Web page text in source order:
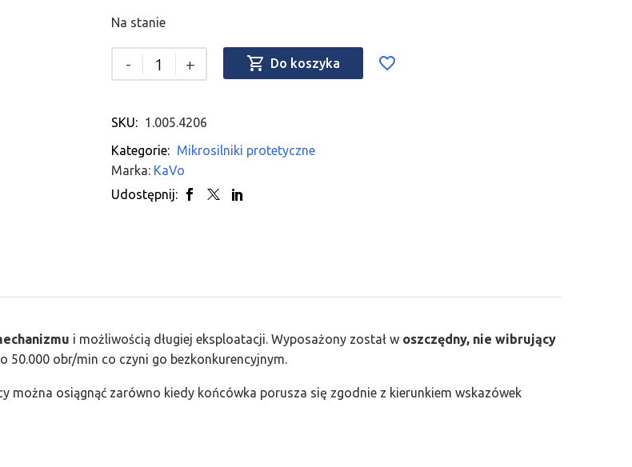
Na stanie
- +  Do koszyka
SKU: 1.005.4206
Kategorie: Mikrosilniki protetyczne
Marka: KaVo
Udostępnij:
i możliwością długiej eksploatacji. Wyposażony został w oszczędny, nie wibrujący
50.000 obr/min co czyni go bezkonkurencyjnym.
można osiągnąć zarówno kiedy końcówka porusza się zgodnie z kierunkiem wskazówek